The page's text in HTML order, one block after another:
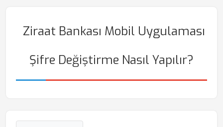
Ziraat Bankası Mobil Uygulaması
Şifre Değiştirme Nasıl Yapılır?